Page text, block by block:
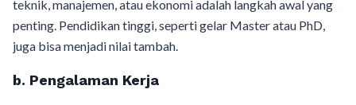
teknik, manajemen, atau ekonomi adalah langkah awal yang
penting. Pendidikan tinggi, seperti gelar Master atau PhD,
juga bisa menjadi nilai tambah.
b. Pengalaman Kerja